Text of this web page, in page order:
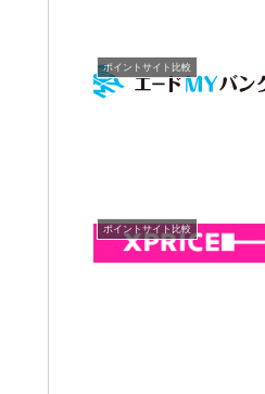
ポイントサイト比較
ポイントサイト比較